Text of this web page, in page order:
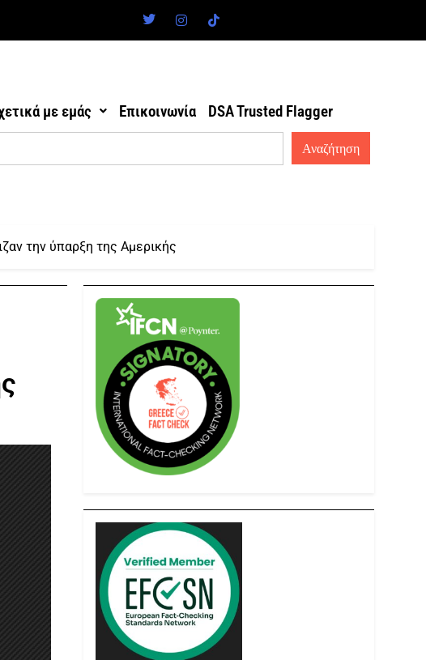
με εμάς Επικοινωνία DSA Trusted Flagger
την ύπαρξη της Αμερικής